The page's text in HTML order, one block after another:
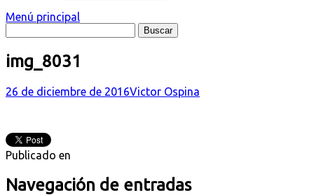
Menú principal
img_8031
26 de diciembre de 2016Victor Ospina
Publicado en
Navegación de entradas